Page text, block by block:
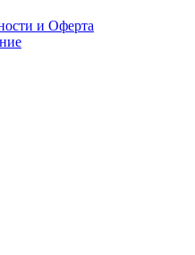
и Оферта